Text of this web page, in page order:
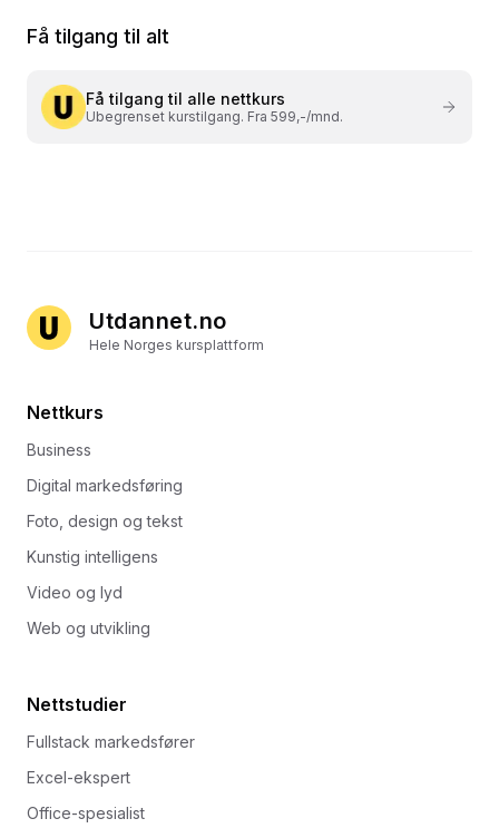
Få tilgang til alt
Få tilgang til alle nettkurs
Ubegrenset kurstilgang. Fra 599,-/mnd.
Utdannet.no
Hele Norges kursplattform
Nettkurs
Business
Digital markedsføring
Foto, design og tekst
Kunstig intelligens
Video og lyd
Web og utvikling
Nettstudier
Fullstack markedsfører
Excel-ekspert
Office-spesialist